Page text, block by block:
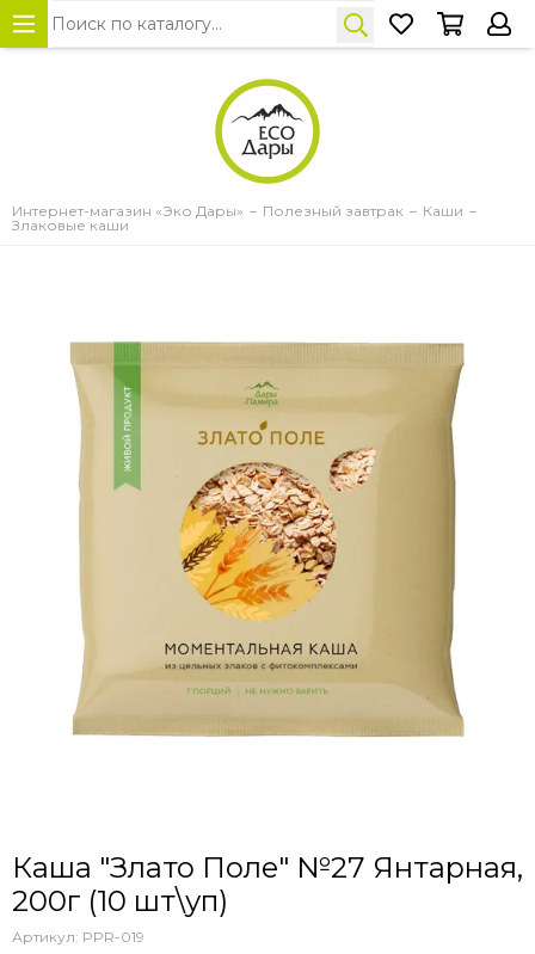
Интернет-магазин «Эко Дары» Полезный завтрак
Каши
Злаковые каши
Каша "Злато Поле" №27 Янтарная,
200г (10 шт\уп)
Артикул: PPR-019